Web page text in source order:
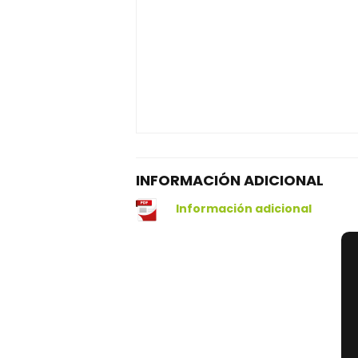
INFORMACIÓN ADICIONAL
Información adicional